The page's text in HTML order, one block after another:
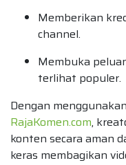
Memberikan
channel.
Membuka
terlihat populer.
Dengan
RajaKomen.com,
konten secara aman
keras membagikan